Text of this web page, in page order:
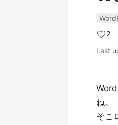
2
Last
ね。
そこ